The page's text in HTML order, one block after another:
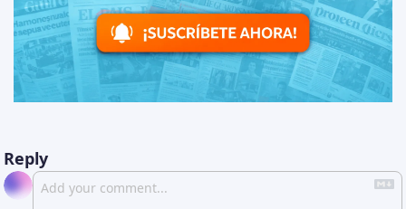
Reply